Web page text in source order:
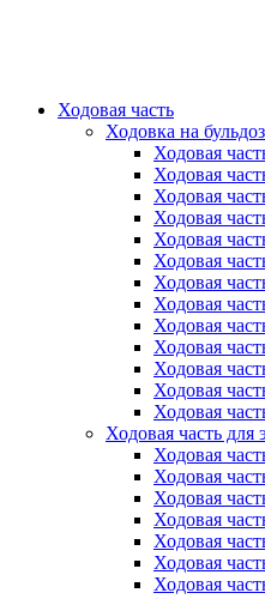
Ходовая часть
Ходовка на
Ходовая
Ходовая
Ходовая
Ходовая
Ходовая
Ходовая
Ходовая
Ходовая
Ходовая
Ходовая
Ходовая
Ходовая
Ходовая
Ходовая часть для
Ходовая
Ходовая
Ходовая
Ходовая
Ходовая
Ходовая
Ходовая